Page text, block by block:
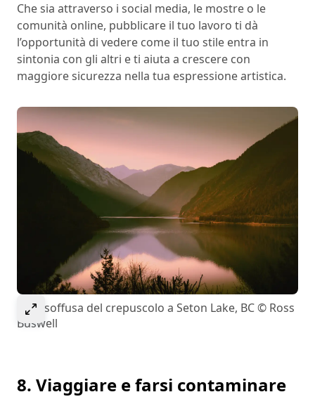
Che sia attraverso i social media, le mostre o le
comunità online, pubblicare il tuo lavoro ti dà
l’opportunità di vedere come il tuo stile entra in
sintonia con gli altri e ti aiuta a crescere con
maggiore sicurezza nella tua espressione artistica.
Select to expand image
Luce soffusa del crepuscolo a Seton Lake, BC © Ross
Buswell
8. Viaggiare e farsi contaminare